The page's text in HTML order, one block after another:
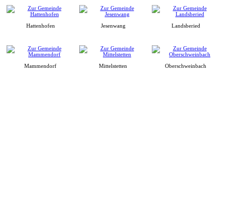
Hattenhofen Jesenwang Landsberied
Mammendorf Mittelstetten Oberschweinbach